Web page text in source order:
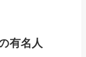
有名人